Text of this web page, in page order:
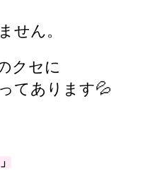
せん。
クセに
てあります💦